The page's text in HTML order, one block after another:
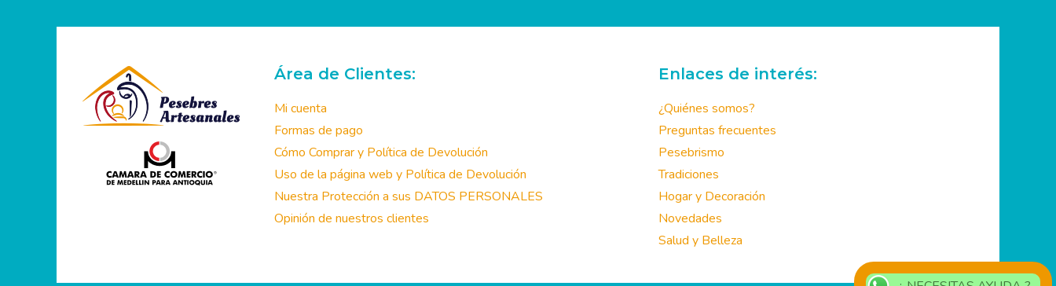
Área de Clientes:
Mi cuenta
Formas de pago
Cómo Comprar y Política de Devolución
Uso de la página web y Política de Devolución
Nuestra Protección a sus DATOS PERSONALES
Opinión de nuestros clientes
Enlaces de interés:
¿Quiénes somos?
Preguntas frecuentes
Pesebrismo
Tradiciones
Hogar y Decoración
Novedades
Salud y Belleza